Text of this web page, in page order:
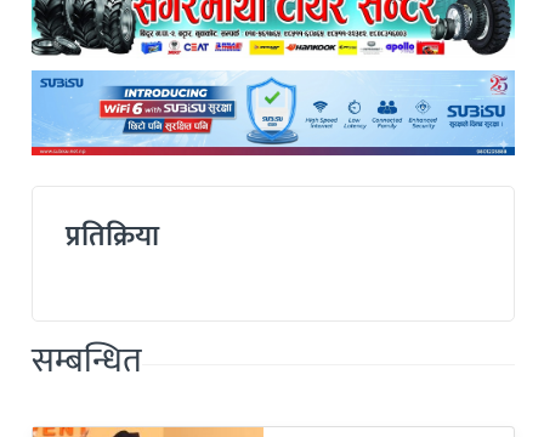
प्रतिक्रिया
सम्बन्धित